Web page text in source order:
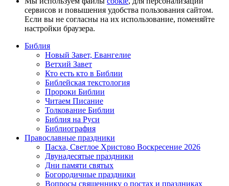
сервисов и повышения удобства пользования сайтом.
Если вы не согласны на их использование, поменяйте
настройки браузера.
Библия
Новый Завет, Евангелие
Ветхий Завет
Кто есть кто в Библии
Библейская текстология
Пророки Библии
Читаем Писание
Толкование Библии
Библия на Руси
Библиография
Православные праздники
Пасха, Светлое Христово Воскресение 2026
Двунадесятые праздники
Дни памяти святых
Богородичные праздники
Вопросы священнику о постах и праздниках